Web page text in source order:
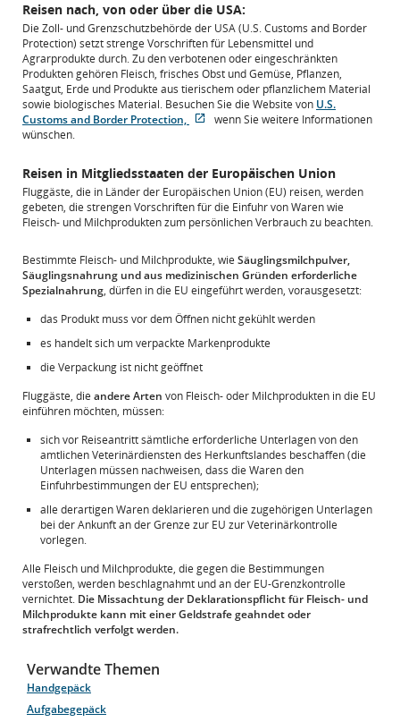
Reisen nach, von oder über die USA:
Die Zoll- und Grenzschutzbehörde der USA (U.S. Customs and Border
Protection) setzt strenge Vorschriften für Lebensmittel und
Agrarprodukte durch. Zu den verbotenen oder eingeschränkten
Produkten gehören Fleisch, frisches Obst und Gemüse, Pflanzen,
Saatgut, Erde und Produkte aus tierischem oder pflanzlichem Material
sowie biologisches Material. Besuchen Sie die Website von U.S.
Customs and Border Protection,
möglicherweise
nicht
den
Zugangsrichtlinien
Sprachpraferenzen
entspricht.
wenn Sie weitere Informationen
wünschen.
Reisen in Mitgliedsstaaten der Europäischen Union
Fluggäste, die in Länder der Europäischen Union (EU) reisen, werden
gebeten, die strengen Vorschriften für die Einfuhr von Waren wie
Fleisch- und Milchprodukten zum persönlichen Verbrauch zu beachten.
Bestimmte Fleisch- und Milchprodukte, wie Säuglingsmilchpulver,
Säuglingsnahrung und aus medizinischen Gründen erforderliche
Spezialnahrung, dürfen in die EU eingeführt werden, vorausgesetzt:
das Produkt muss vor dem Öffnen nicht gekühlt werden
es handelt sich um verpackte Markenprodukte
die Verpackung ist nicht geöffnet
Fluggäste, die andere Arten von Fleisch- oder Milchprodukten in die EU
einführen möchten, müssen:
sich vor Reiseantritt sämtliche erforderliche Unterlagen von den
amtlichen Veterinärdiensten des Herkunftslandes beschaffen (die
Unterlagen müssen nachweisen, dass die Waren den
Einfuhrbestimmungen der EU entsprechen);
alle derartigen Waren deklarieren und die zugehörigen Unterlagen
bei der Ankunft an der Grenze zur EU zur Veterinärkontrolle
vorlegen.
Alle Fleisch und Milchprodukte, die gegen die Bestimmungen
verstoßen, werden beschlagnahmt und an der EU-Grenzkontrolle
vernichtet. Die Missachtung der Deklarationspflicht für Fleisch- und
Milchprodukte kann mit einer Geldstrafe geahndet oder
strafrechtlich verfolgt werden.
Verwandte Themen
Handgepäck
Aufgabegepäck